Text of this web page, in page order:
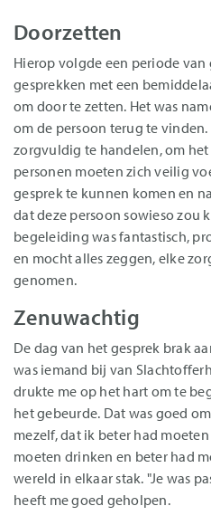
Doorzetten
Hierop volgde een periode
gesprekken met een
om door te zetten. Het was
om de persoon terug te vinden.
zorgvuldig te handelen, om
personen moeten zich veilig
gesprek te kunnen komen en
dat deze persoon sowieso zou
begeleiding was fantastisch,
en mocht alles zeggen, elke
genomen.
Zenuwachtig
De dag van het gesprek brak
was iemand bij van
drukte me op het hart om te
het gebeurde. Dat was goed
mezelf, dat ik beter had
moeten drinken en beter had
wereld in elkaar stak. "Je was
heeft me goed geholpen.